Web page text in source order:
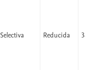
Selectiva Reducida 38,25